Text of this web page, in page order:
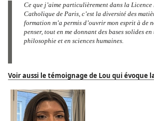
Ce que j’aime particulièrement dans la
Catholique de Paris, c’est la diversité des
formation m’a permis d’ouvrir mon esprit à de
penser, tout en me donnant des bases solides
philosophie et en sciences humaines.
Voir aussi le témoignage de Lou qui évoque